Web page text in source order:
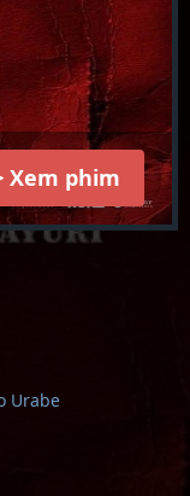
Xem phim
Urabe